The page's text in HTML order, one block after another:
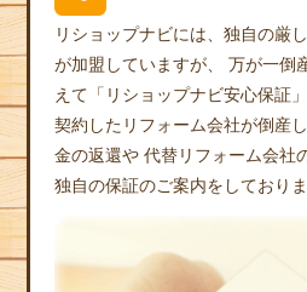
リショップナビには、独自の厳
が加盟していますが、
万が一倒
えて「リショップナビ安心保証
契約したリフォーム会社が倒産
金の返還や代替リフォーム会社
独自の保証のご案内をしておりま